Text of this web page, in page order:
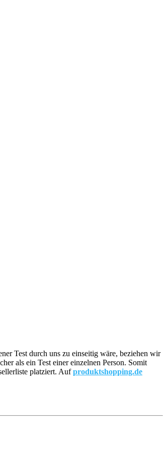
Test durch uns zu einseitig wäre, beziehen wir
als ein Test einer einzelnen Person. Somit
platziert. Aufproduktshopping.de